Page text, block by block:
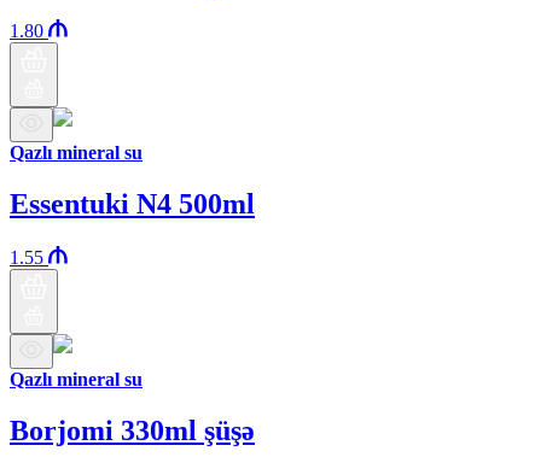
1.80
Qazlı mineral su
Essentuki N4 500ml
1.55
Qazlı mineral su
Borjomi 330ml şüşə